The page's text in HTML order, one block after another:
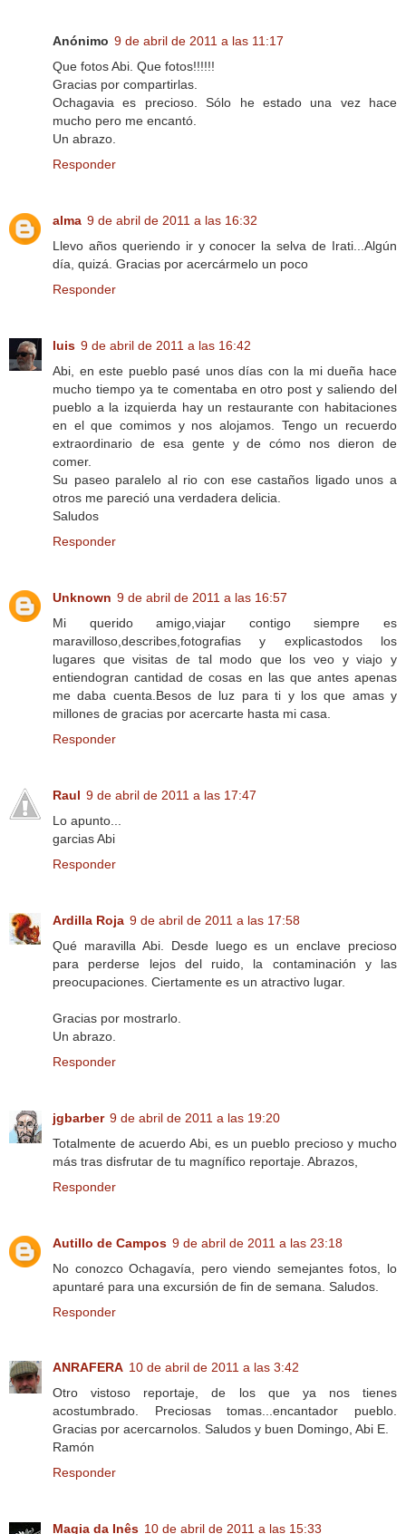
Anónimo 9 de abril de 2011 a las 11:17
Que fotos Abi. Que fotos!!!!!!
Gracias por compartirlas.
Ochagavia es precioso. Sólo he estado una vez hace
mucho pero me encantó.
Un abrazo.
Responder
alma 9 de abril de 2011 a las 16:32
Llevo años queriendo ir y conocer la selva de Irati...Algún
día, quizá. Gracias por acercármelo un poco
Responder
luis 9 de abril de 2011 a las 16:42
Abi, en este pueblo pasé unos días con la mi dueña hace
mucho tiempo ya te comentaba en otro post y saliendo del
pueblo a la izquierda hay un restaurante con habitaciones
en el que comimos y nos alojamos. Tengo un recuerdo
extraordinario de esa gente y de cómo nos dieron de
comer.
Su paseo paralelo al rio con ese castaños ligado unos a
otros me pareció una verdadera delicia.
Saludos
Responder
Unknown 9 de abril de 2011 a las 16:57
Mi querido amigo,viajar contigo siempre es
maravilloso,describes,fotografias y explicastodos los
lugares que visitas de tal modo que los veo y viajo y
entiendogran cantidad de cosas en las que antes apenas
me daba cuenta.Besos de luz para ti y los que amas y
millones de gracias por acercarte hasta mi casa.
Responder
Raul 9 de abril de 2011 a las 17:47
Lo apunto...
garcias Abi
Responder
Ardilla Roja 9 de abril de 2011 a las 17:58
Qué maravilla Abi. Desde luego es un enclave precioso
para perderse lejos del ruido, la contaminación y las
preocupaciones. Ciertamente es un atractivo lugar.
Gracias por mostrarlo.
Un abrazo.
Responder
jgbarber 9 de abril de 2011 a las 19:20
Totalmente de acuerdo Abi, es un pueblo precioso y mucho
más tras disfrutar de tu magnífico reportaje. Abrazos,
Responder
Autillo de Campos 9 de abril de 2011 a las 23:18
No conozco Ochagavía, pero viendo semejantes fotos, lo
apuntaré para una excursión de fin de semana. Saludos.
Responder
ANRAFERA 10 de abril de 2011 a las 3:42
Otro vistoso reportaje, de los que ya nos tienes
acostumbrado. Preciosas tomas...encantador pueblo.
Gracias por acercarnolos. Saludos y buen Domingo, Abi E.
Ramón
Responder
Magia da Inês 10 de abril de 2011 a las 15:33